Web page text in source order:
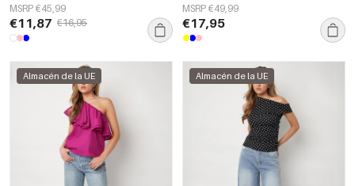
MSRP €45,99
€11,87 €16,95
MSRP €49,99
€17,95
Almacén de la UE Almacén de la UE